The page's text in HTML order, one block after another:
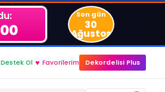
Son gün
30
Ağustos
Destek Ol ♥ Favorilerim Dekordelisi Plus